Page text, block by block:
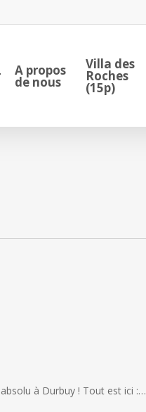
A propos
de nous
Villa des
Roches
(15p)
à Durbuy ! Tout est ici :…